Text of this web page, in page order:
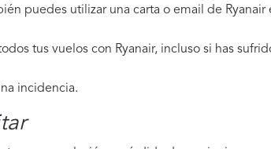
puedes utilizar una carta o email de Ryanair
tus vuelos con Ryanair, incluso si has
incidencia.